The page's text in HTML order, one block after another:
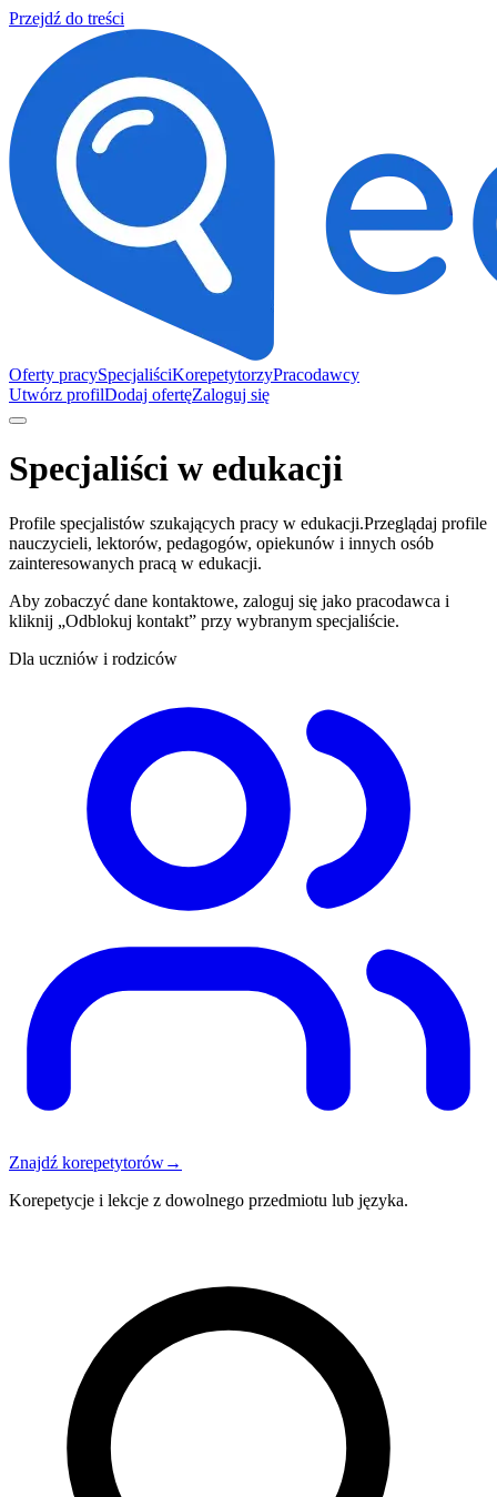
Przejdź do treści
Oferty pracySpecjaliściKorepetytorzyPracodawcy
Utwórz profilDodaj ofertęZaloguj się
Specjaliści w edukacji
Profile specjalistów szukających pracy w edukacji.Przeglądaj profile
nauczycieli, lektorów, pedagogów, opiekunów i innych osób
zainteresowanych pracą w edukacji.
Aby zobaczyć dane kontaktowe, zaloguj się jako pracodawca i
kliknij „Odblokuj kontakt” przy wybranym specjaliście.
Dla uczniów i rodziców
Znajdź korepetytorów→
Korepetycje i lekcje z dowolnego przedmiotu lub języka.